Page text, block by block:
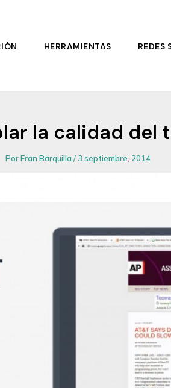
HERRAMIENTAS REDES
la calidad del
PorFran Barquilla/ 3 septiembre, 2014